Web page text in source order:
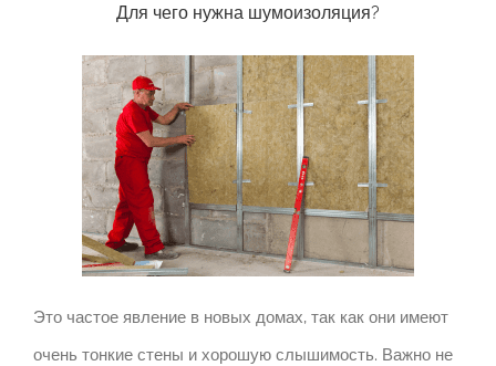
Для чего нужна шумоизоляция?
Это частое явление в новых домах, так как они имеют
очень тонкие стены и хорошую слышимость. Важно не